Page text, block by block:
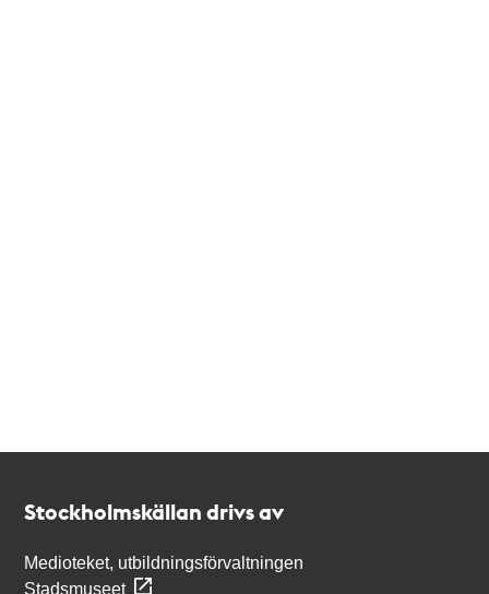
Stockholmskällan drivs av
Medioteket, utbildningsförvaltningen
Stadsmuseet